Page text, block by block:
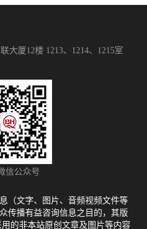
大厦12楼 1213、1214、1215室
信公众号
（文字、图片、音频视频文件等
传播有益咨询信息之目的，其版
的非本站原创文章及图片等内容